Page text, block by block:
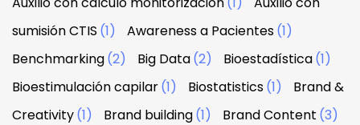
sumisión CTIS (1) Awareness a Pacientes(1)
Benchmarking(2) Big Data(2) Bioestadística(1)
Bioestimulación capilar(1) Biostatistics(1)
Brand &
Creativity(1) Brand building(1) Brand Content (3)